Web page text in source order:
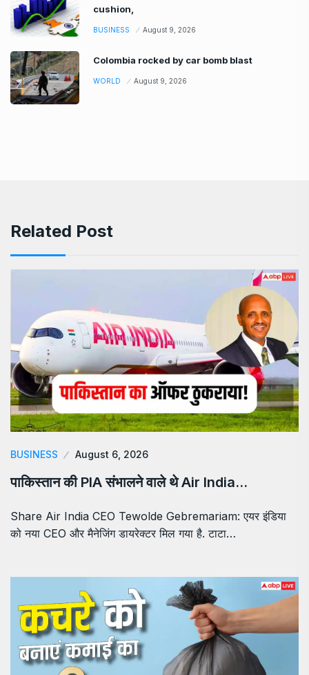
cushion,
BUSINESS August 9, 2026
Colombia rocked by car bomb blast
WORLD August 9, 2026
Related Post
BUSINESS August 6, 2026
पाकिस्तान की PIA संभालने वाले थे Air India…
Share Air India CEO Tewolde Gebremariam: एयर इंडिया
को नया CEO और मैनेजिंग डायरेक्टर मिल गया है. टाटा…